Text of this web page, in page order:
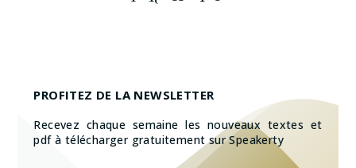
PROFITEZ DE LA NEWSLETTER
Recevez chaque semaine les nouveaux textes et
pdf à télécharger gratuitement sur Speakerty